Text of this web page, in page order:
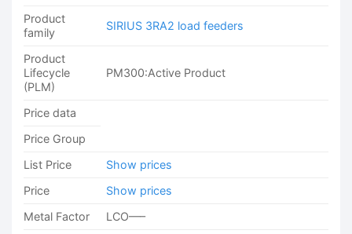
Product
family
SIRIUS 3RA2 load feeders
Product
Lifecycle
(PLM)
PM300:Active Product
Price data
Price Group
List Price
Show prices
Price
Show prices
Metal Factor
LCO—–